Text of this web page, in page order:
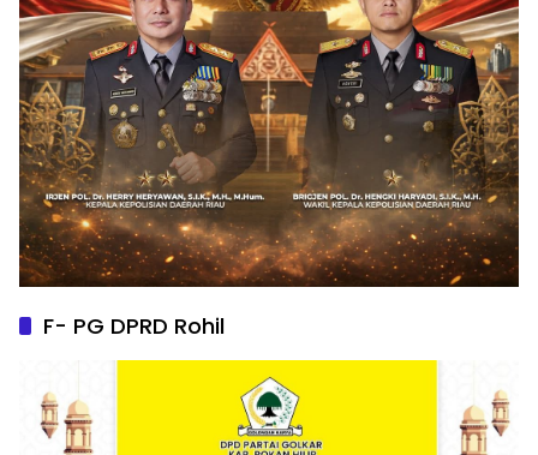
F- PG DPRD Rohil